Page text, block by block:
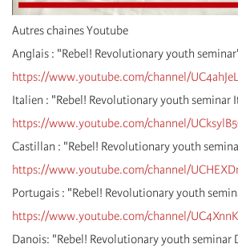
Autres chaines Youtube
Anglais : "Rebel! Revolutionary youth
https://www.youtube.com/channel/
Italien : "Rebel! Revolutionary youth seminar
https://www.youtube.com/channel/
Castillan : "Rebel! Revolutionary youth
https://www.youtube.com/channel/
Portugais : "Rebel! Revolutionary youth
https://www.youtube.com/channel/
Danois: "Rebel! Revolutionary youth seminar